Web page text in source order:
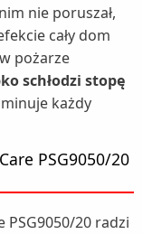
nie poruszał,
cały dom
pożarze
schłodzi stopę
każdy
PSG9050/20
PSG9050/20 radzi